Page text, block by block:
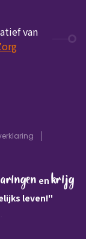
van
en krijg
leven!"